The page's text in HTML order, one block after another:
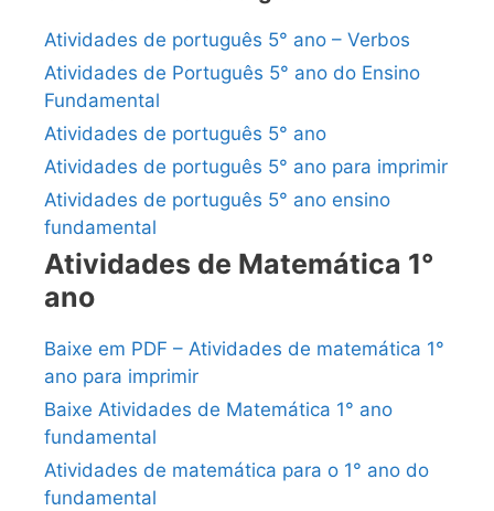
Atividades de português 5° ano – Verbos
Atividades de Português 5° ano do Ensino
Fundamental
Atividades de português 5° ano
Atividades de português 5° ano para imprimir
Atividades de português 5° ano ensino
fundamental
Atividades de Matemática 1°
ano
Baixe em PDF – Atividades de matemática 1°
ano para imprimir
Baixe Atividades de Matemática 1° ano
fundamental
Atividades de matemática para o 1° ano do
fundamental